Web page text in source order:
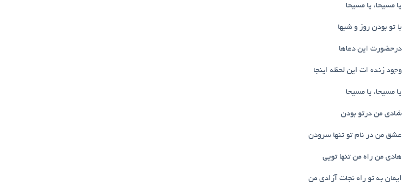
یا مسیحا، یا مسیحا
با تو بودن روز و شبها
درحضورت این دعاها
وجود زنده ات این لحظه اینجا
یا مسیحا، یا مسیحا
شادی من درتو بودن
عشق من در نام تو تنها سرودن
هادی من راه من تنها تویی
ایمان به تو راه نجات آزادی من